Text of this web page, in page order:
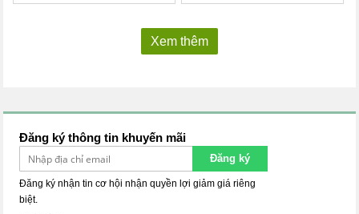
Xem thêm
Đăng ký thông tin khuyến mãi
Đăng ký
Đăng ký nhận tin cơ hội nhận quyền lợi giảm giá riêng
biệt.